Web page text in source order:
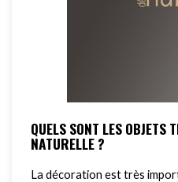
QUELS SONT LES OBJETS
NATURELLE ?
La décoration est très